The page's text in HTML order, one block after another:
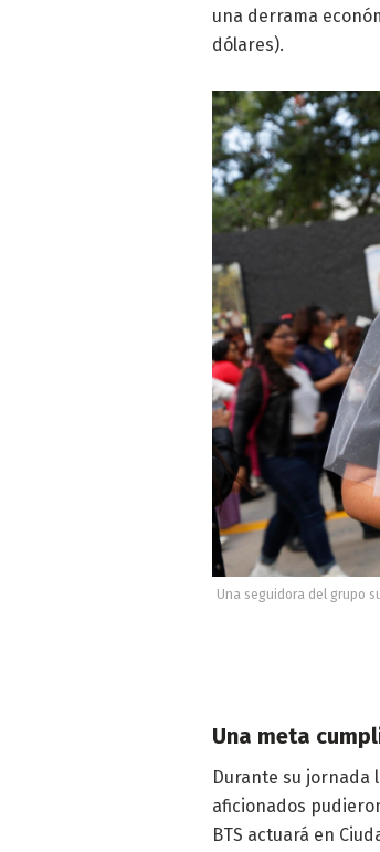
una derrama
dólares).
Una seguidora del grupo
Una meta
Durante su jornada
aficionados
BTS actuará en